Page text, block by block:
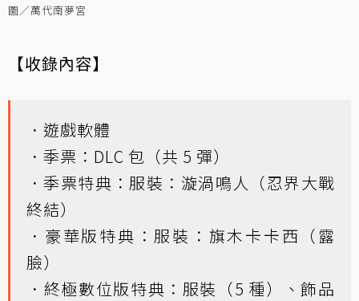
圖／萬代南夢宮
【收錄內容】
．遊戲軟體
．季票：DLC 包（共 5 彈）
．季票特典：服裝：漩渦鳴人（忍界大戰
終結）
．豪華版特典：服裝：旗木卡卡西（露
臉）
．終極數位版特典：服裝（5 種）、飾品